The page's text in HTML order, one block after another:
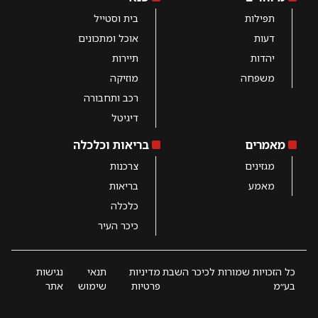
תפילות
דעות
יהדות
משפחה
בית וסטייל
אוכל ומתכונים
תיירות
מוזיקה
רכב ותחבורה
דיגיטל
מאמרים
מגזינים
מאמע
בריאות וכלכלה
צרכנות
בריאות
כלכלה
כיכר העיר
כל הזכויות שמורות לכיכר השבת
בע״מ
מדיניות
פרטיות
תנאי
שימוש
נגישות
אתר